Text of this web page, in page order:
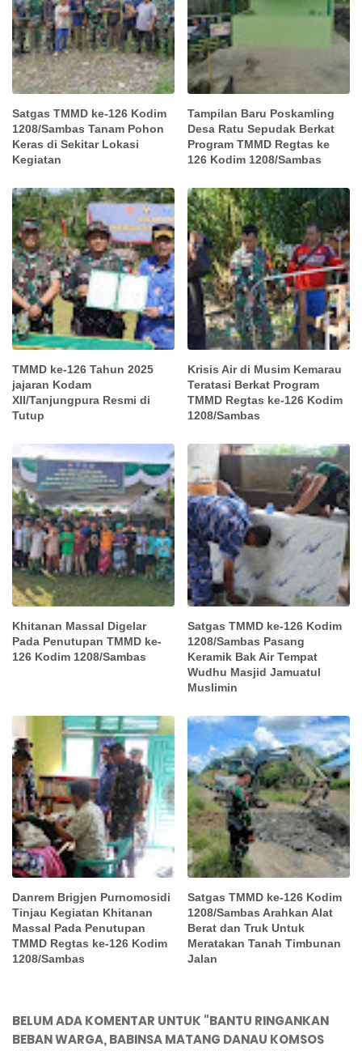
Satgas TMMD ke-126 Kodim
1208/Sambas Tanam Pohon
Keras di Sekitar Lokasi
Kegiatan
Tampilan Baru Poskamling
Desa Ratu Sepudak Berkat
Program TMMD Regtas ke
126 Kodim 1208/Sambas
TMMD ke-126 Tahun 2025
jajaran Kodam
XII/Tanjungpura Resmi di
Tutup
Krisis Air di Musim Kemarau
Teratasi Berkat Program
TMMD Regtas ke-126 Kodim
1208/Sambas
Khitanan Massal Digelar
Pada Penutupan TMMD ke-
126 Kodim 1208/Sambas
Satgas TMMD ke-126 Kodim
1208/Sambas Pasang
Keramik Bak Air Tempat
Wudhu Masjid Jamuatul
Muslimin
Danrem Brigjen Purnomosidi
Tinjau Kegiatan Khitanan
Massal Pada Penutupan
TMMD Regtas ke-126 Kodim
1208/Sambas
Satgas TMMD ke-126 Kodim
1208/Sambas Arahkan Alat
Berat dan Truk Untuk
Meratakan Tanah Timbunan
Jalan
BELUM ADA KOMENTAR UNTUK "BANTU RINGANKAN
BEBAN WARGA, BABINSA MATANG DANAU KOMSOS